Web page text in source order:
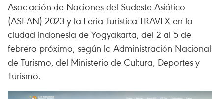
Asociación de Naciones del Sudeste Asiático
(ASEAN) 2023 y la Feria Turística TRAVEX en la
ciudad indonesia de Yogyakarta, del 2 al 5 de
febrero próximo, según la Administración Nacional
de Turismo, del Ministerio de Cultura, Deportes y
Turismo.